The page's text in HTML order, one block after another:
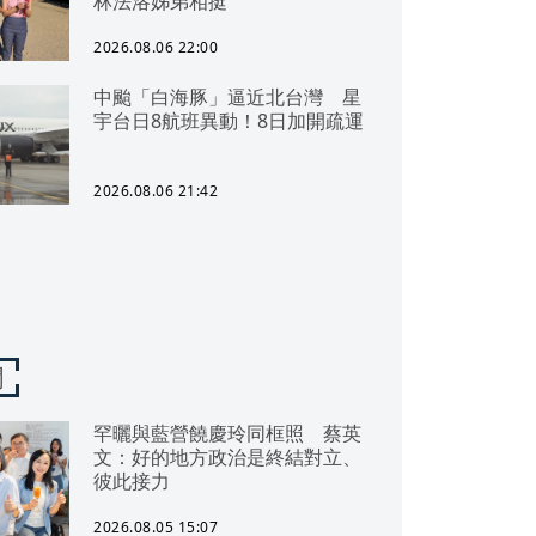
2026.08.06 22:00
中颱「白海豚」逼近北台灣 星
宇台日8航班異動！8日加開疏運
2026.08.06 21:42
罕曬與藍營饒慶玲同框照 蔡英
文：好的地方政治是終結對立、
彼此接力
2026.08.05 15:07